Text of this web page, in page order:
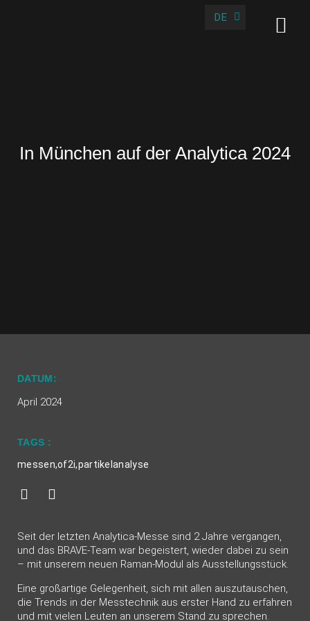
DE
EN
In München auf der Analytica 2024
DATUM:
April 2024
TAGS :
messen,of2i,partikelanalyse
Seit der letzten Analytica-Messe sind 2 Jahre vergangen,
und das BRAVE-Team war begeistert, wieder dabei zu sein
– mit unserem neuen Raman-Modul als Ausstellungsstück.
Eine großartige Gelegenheit, sich mit allen auszutauschen,
die Trends in der Messtechnik aus erster Hand zu erfahren
und mit vielen Leuten an unserem Stand zu sprechen.